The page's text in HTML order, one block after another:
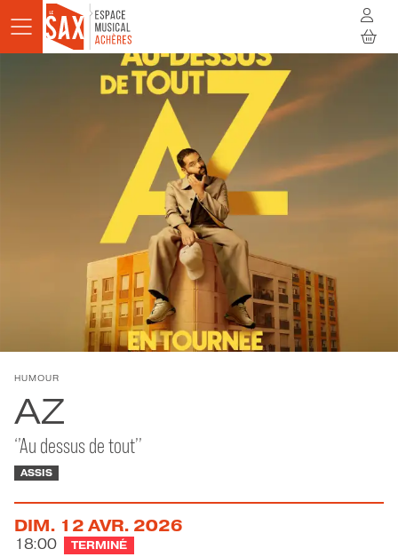
Aller au contenu principal
HUMOUR
AZ
‘’Au dessus de tout’’
ASSIS
DIM. 12 AVR. 2026
18:00 TERMINÉ
RÉSIDENCES
À LA RENCONTRE
INFOS PRATIQUES
BILLETTERIE
CONTACT